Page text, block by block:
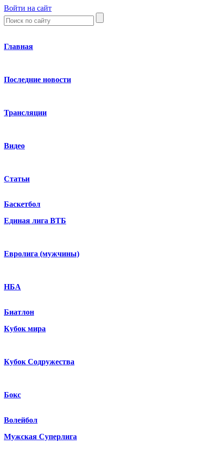
Войти на сайт
Главная
Последние новости
Трансляции
Видео
Статьи
Баскетбол
Единая лига ВТБ
Евролига (мужчины)
НБА
Биатлон
Кубок мира
Кубок Содружества
Бокс
Волейбол
Мужская Суперлига